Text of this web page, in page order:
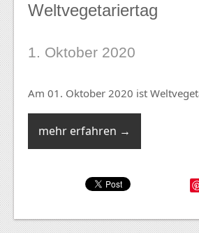
Weltvegetariertag
1. Oktober 2020
Am 01. Oktober 2020 ist
mehr erfahren →